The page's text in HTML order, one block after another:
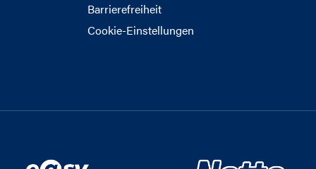
Barrierefreiheit
Cookie-Einstellungen